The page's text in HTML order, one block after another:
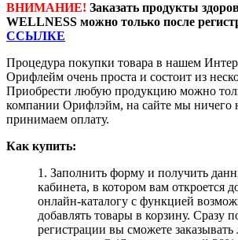
ВНИМАНИЕ! Заказать продукты
WELLNESS можно только после
ССЫЛКЕ
Процедура покупки товара в нашем
Орифлейм очень проста и состоит из
Приобрести любую продукцию можно
компании Орифлэйм, на сайте мы ничего
принимаем оплату.
Как купить:
1. Заполнить форму и получить
кабинета, в котором вам откроется
онлайн-каталогу с функцией
добавлять товары в корзину. Сразу
регистрации вы сможете